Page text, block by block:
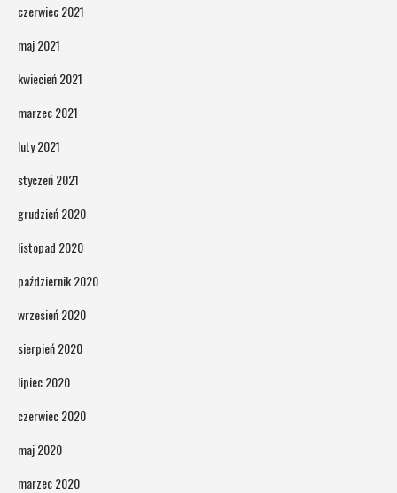
czerwiec 2021
maj 2021
kwiecień 2021
marzec 2021
luty 2021
styczeń 2021
grudzień 2020
listopad 2020
październik 2020
wrzesień 2020
sierpień 2020
lipiec 2020
czerwiec 2020
maj 2020
marzec 2020